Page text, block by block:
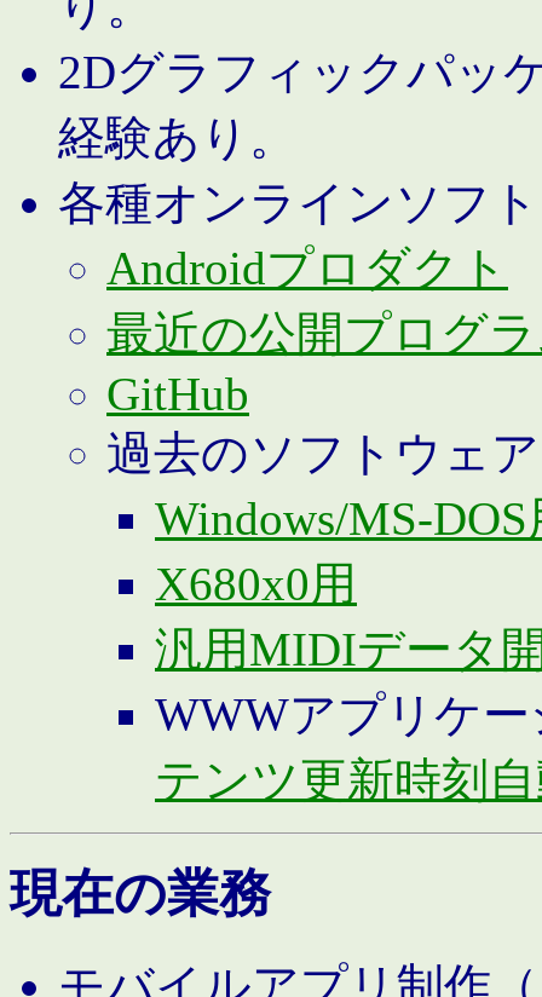
2Dグラフィックパッ
経験あり。
各種オンラインソフ
Androidプロダクト
最近の公開プログ
GitHub
過去のソフトウェア
Windows/MS-DOS
X680x0用
汎用MIDIデータ
WWWアプリケ
テンツ更新時刻
現在の業務
モバイルアプリ制作